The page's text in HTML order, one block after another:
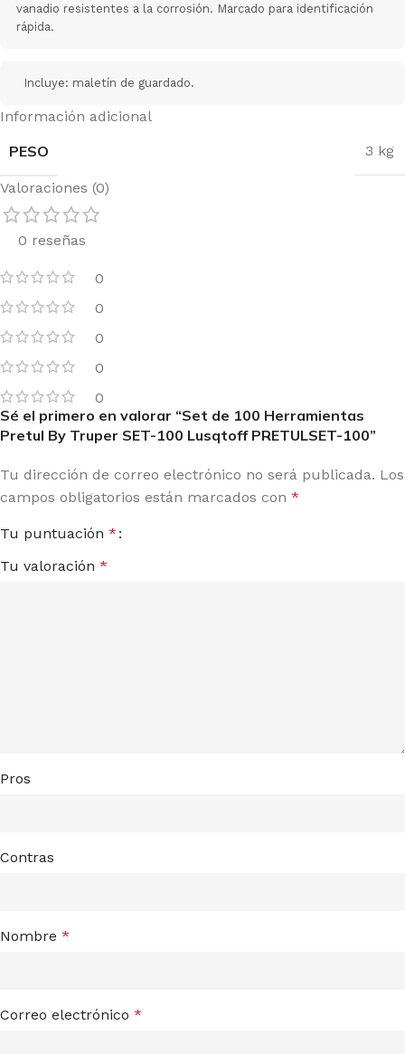
vanadio resistentes a la corrosión. Marcado para identificación
rápida.
Incluye: maletín de guardado.
Información adicional
PESO 3 kg
Valoraciones (0)
0 reseñas
0
0
0
0
0
Sé el primero en valorar “Set de 100 Herramientas
Pretul By Truper SET-100 Lusqtoff PRETULSET-100”
Tu dirección de correo electrónico no será publicada. Los
campos obligatorios están marcados con *
Tu puntuación *
Tu valoración *
Pros
Contras
Nombre *
Correo electrónico *